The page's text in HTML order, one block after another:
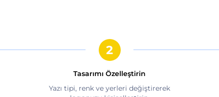
Tasarımı Özelleştirin
Yazı tipi, renk ve yerleri değiştirerek